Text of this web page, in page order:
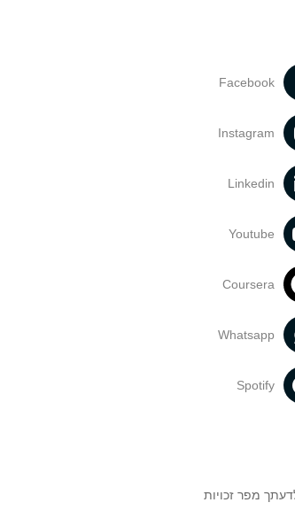
Facebook
Instagram
Linkedin
Youtube
Coursera
Whatsapp
Spotify
מפר זכויות